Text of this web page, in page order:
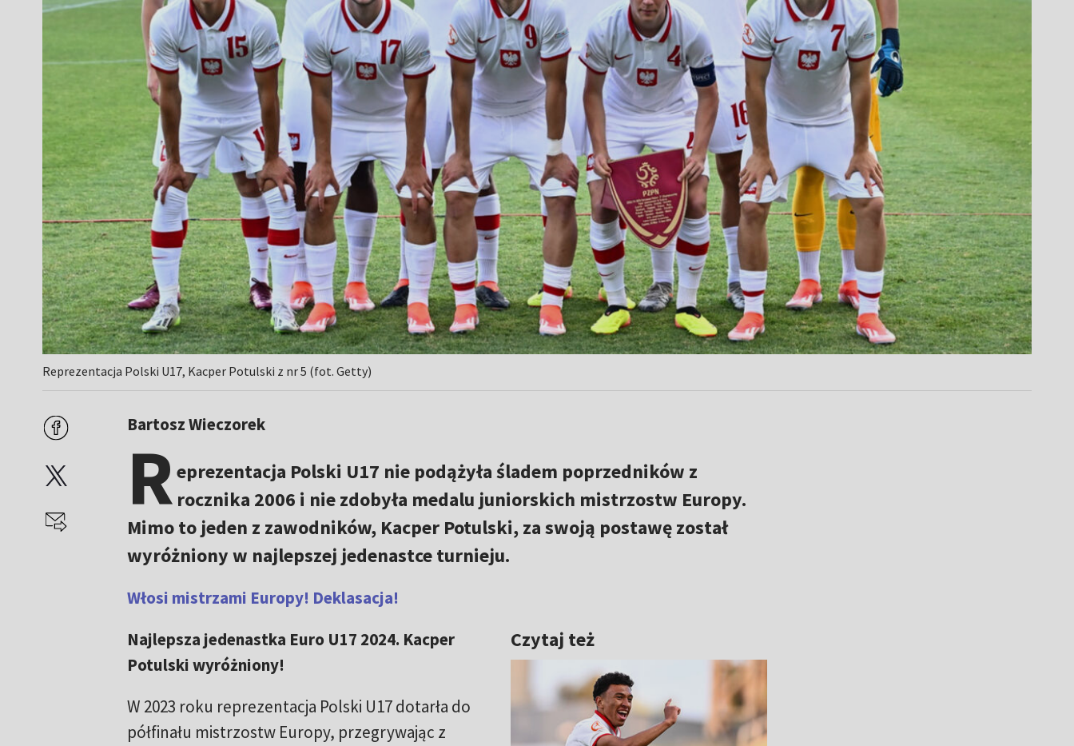
Reprezentacja Polski U17, Kacper Potulski z nr 5 (fot. Getty)
Bartosz Wieczorek
Reprezentacja Polski U17 nie podążyła śladem poprzedników z
rocznika 2006 i nie zdobyła medalu juniorskich mistrzostw Europy.
Mimo to jeden z zawodników, Kacper Potulski, za swoją postawę został
wyróżniony w najlepszej jedenastce turnieju.
Włosi mistrzami Europy! Deklasacja!
Czytaj też
Najlepsza jedenastka Euro U17 2024. Kacper
Potulski wyróżniony!
W 2023 roku reprezentacja Polski U17 dotarła do
półfinału mistrzostw Europy, przegrywając z